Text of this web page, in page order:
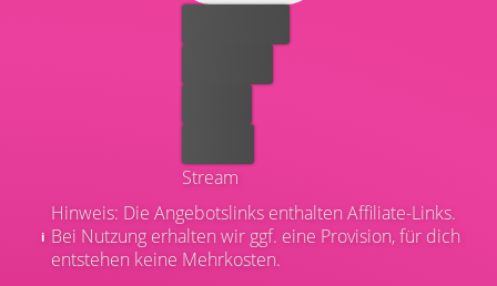
Stream
Hinweis: Die Angebotslinks enthalten Affiliate-Links.
Bei Nutzung erhalten wir ggf. eine Provision, für dich
entstehen keine Mehrkosten.